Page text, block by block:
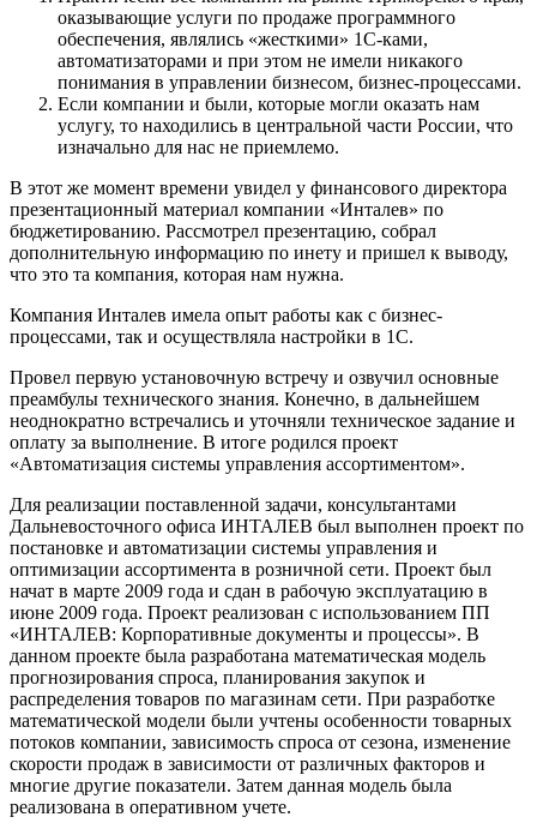
оказывающие услуги по продаже программного
обеспечения, являлись «жесткими» 1С-ками,
автоматизаторами и при этом не имели никакого
понимания в управлении бизнесом, бизнес-процессами.
Если компании и были, которые могли оказать нам
услугу, то находились в центральной части России, что
изначально для нас не приемлемо.
В этот же момент времени увидел у финансового директора
презентационный материал компании «Инталев» по
бюджетированию. Рассмотрел презентацию, собрал
дополнительную информацию по инету и пришел к выводу,
что это та компания, которая нам нужна.
Компания Инталев имела опыт работы как с бизнес-
процессами, так и осуществляла настройки в 1С.
Провел первую установочную встречу и озвучил основные
преамбулы технического знания. Конечно, в дальнейшем
неоднократно встречались и уточняли техническое задание и
оплату за выполнение. В итоге родился проект
«Автоматизация системы управления ассортиментом».
Для реализации поставленной задачи, консультантами
Дальневосточного офиса ИНТАЛЕВ был выполнен проект по
постановке и автоматизации системы управления и
оптимизации ассортимента в розничной сети. Проект был
начат в марте 2009 года и сдан в рабочую эксплуатацию в
июне 2009 года. Проект реализован с использованием ПП
«ИНТАЛЕВ: Корпоративные документы и процессы». В
данном проекте была разработана математическая модель
прогнозирования спроса, планирования закупок и
распределения товаров по магазинам сети. При разработке
математической модели были учтены особенности товарных
потоков компании, зависимость спроса от сезона, изменение
скорости продаж в зависимости от различных факторов и
многие другие показатели. Затем данная модель была
реализована в оперативном учете.